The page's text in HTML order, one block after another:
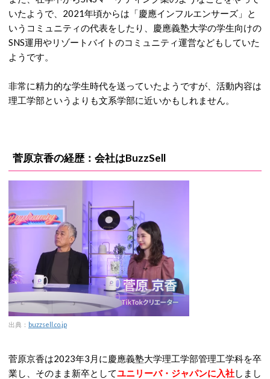
いたようで、2021年頃からは「慶應インフルエンサーズ」と
いうコミュニティの代表をしたり、慶應義塾大学の学生向けの
SNS運用やリゾートバイトのコミュニティ運営などもしていた
ようです。
非常に精力的な学生時代を送っていたようですが、活動内容は
理工学部というよりも文系学部に近いかもしれません。
菅原京香の経歴：会社はBuzzSell
出典： buzzsell.co.jp
菅原京香は2023年3月に慶應義塾大学理工学部管理工学科を卒
業し、そのまま新卒としてユニリーバ・ジャパンに入社しまし